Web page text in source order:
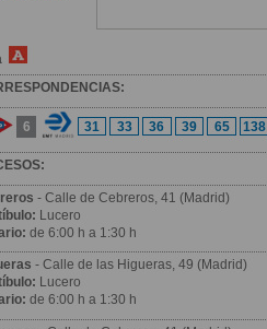
6 31 33 36 39 65 138
- Calle de Cebreros, 41 (Madrid)
Lucero
de 6:00 h a 1:30 h
- Calle de las Higueras, 49 (Madrid)
Lucero
de 6:00 h a 1:30 h